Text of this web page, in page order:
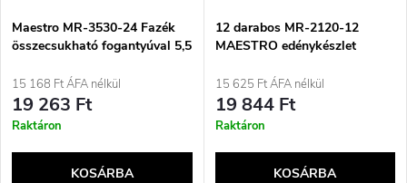
Maestro MR-3530-24 Fazék
összecsukható fogantyúval 5,5
15 168 Ft ÁFA nélkül
19 263 Ft
Raktáron
KOSÁRBA
12 darabos MR-2120-12
MAESTRO edénykészlet
15 625 Ft ÁFA nélkül
19 844 Ft
Raktáron
KOSÁRBA